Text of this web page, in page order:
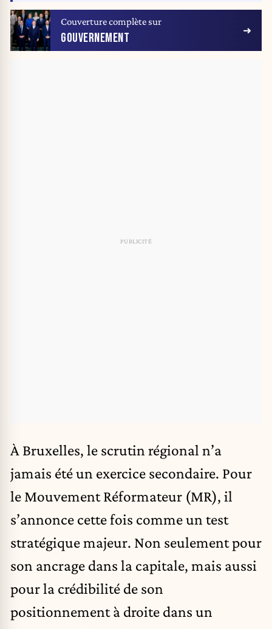
Couverture complète sur
GOUVERNEMENT
À Bruxelles, le scrutin régional n’a
jamais été un exercice secondaire. Pour
le Mouvement Réformateur (MR), il
s’annonce cette fois comme un test
stratégique majeur. Non seulement pour
son ancrage dans la capitale, mais aussi
pour la crédibilité de son
positionnement à droite dans un